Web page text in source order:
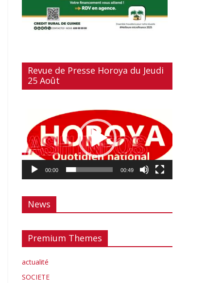
Revue de Presse Horoya du Jeudi
25 Août
00:00 00:49
News
Premium Themes
actualité
SOCIETE